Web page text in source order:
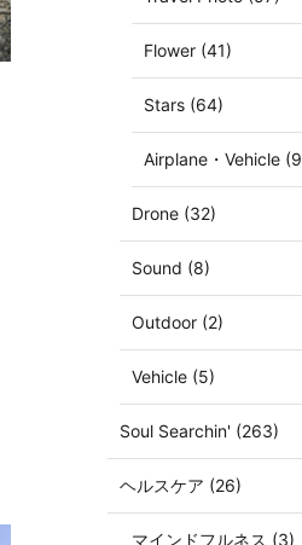
Flower (41)
Stars (64)
Airplane・Vehicle
Drone (32)
Sound (8)
Outdoor (2)
Vehicle (5)
Soul Searchin' (263)
ヘルスケア (26)
マインドフルネス (3)